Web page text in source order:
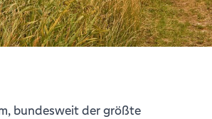
bundesweit der größte